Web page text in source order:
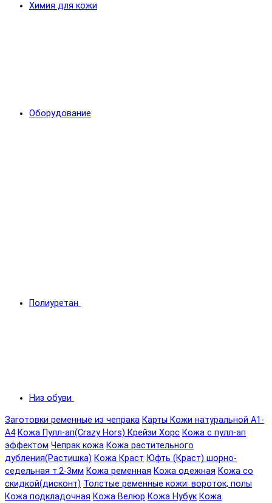
Химия для кожи
Оборудование
Полиуретан
Низ обуви
Заготовки ременные из чепрака Карты Кожи натуральной А1-
А4 Кожа Пулл-ап(Crazy Hors) Крейзи Хорс Кожа с пулл-ап
эффектом Чепрак кожа Кожа растительного
дубления(Растишка) Кожа Краст Юфть (Краст) шорно-
седельная т.2-3мм Кожа ременная Кожа одежная Кожа со
скидкой(дисконт) Толстые ременные кожи: вороток, полы
Кожа подкладочная Кожа Велюр Кожа Нубук Кожа